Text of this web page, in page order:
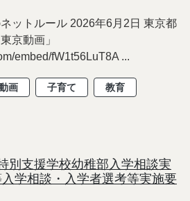
ットルール 2026年6月2日 東京都
京動画」
embed/fW1t56LuT8A ...
画 子育て
教育
別支援学校幼稚部入学相談実
学相談・入学者選考等実施要